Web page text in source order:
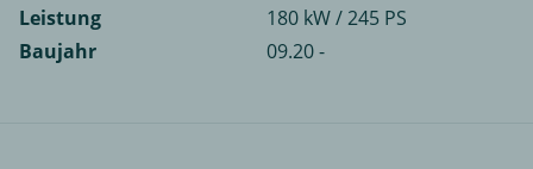
Leistung
180 kW / 245 PS
Baujahr
09.20 -